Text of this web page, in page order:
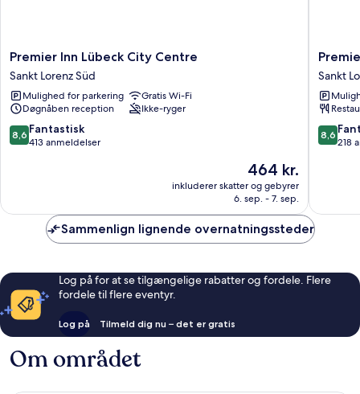
Premier
Inn
Lübeck
City
Centre
Sankt
Lorenz
Premier Inn Lübeck City Centre
Sankt Lorenz Süd
Mulighed for parkering
Gratis Wi-Fi
Døgnåben reception
Ikke-ryger
8.6
ud
anmeldelser
8,6 Fantastisk
413 anmeldelser
Prisen
464 kr.
464 kr.
inkluderer skatter og gebyrer
6. sep. - 7. sep.
Premier
Inn
Lübeck
City
Sankt
Lorenz
Sankt
8.6
ud
8,6
218
Sammenlign lignende overnatningssteder
Log på for at se tilgængelige rabatter og fordele. Flere
fordele til flere eventyr.
Log på Tilmeld dig nu – det er gratis
Om området